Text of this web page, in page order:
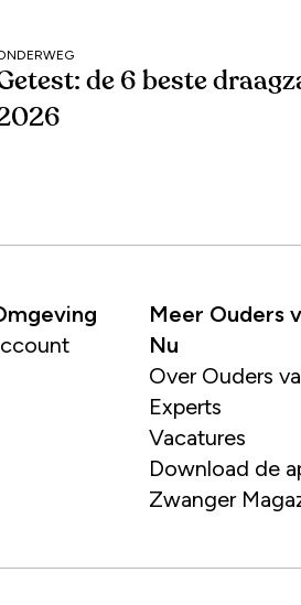
de 6 beste
Meer Ouders
Nu
Over Ouders
Experts
Vacatures
Download de
Zwanger